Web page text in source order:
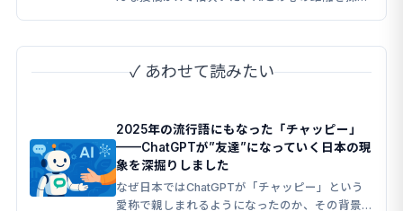
✓ あわせて読みたい
2025年の流行語にもなった「チャッピー」
——ChatGPTが”友達”になっていく日本の現
象を深掘りしました
なぜ日本ではChatGPTが「チャッピー」という
愛称で親しまれるようになったのか、その背景を